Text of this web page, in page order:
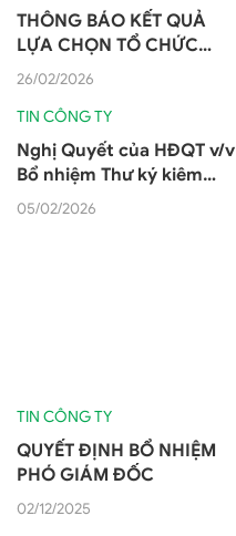
THÔNG BÁO KẾT QUẢ
LỰA CHỌN TỔ CHỨC
HÀNH NGHỀ ĐẤU GIÁ TÀI
26/02/2026
TIN CÔNG TY
Nghị Quyết của HĐQT v/v
Bổ nhiệm Thư ký kiêm
Người Quản trị Công ty
05/02/2026
TIN CÔNG TY
QUYẾT ĐỊNH BỔ NHIỆM
PHÓ GIÁM ĐỐC
02/12/2025